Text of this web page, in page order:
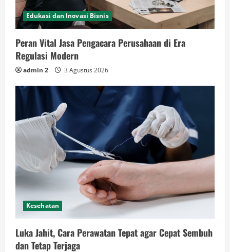
Edukasi dan Inovasi Bisnis
Peran Vital Jasa Pengacara Perusahaan di Era
Regulasi Modern
admin 2 3 Agustus 2026
Kesehatan
Luka Jahit, Cara Perawatan Tepat agar Cepat Sembuh
dan Tetap Terjaga